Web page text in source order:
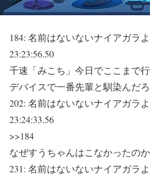
184: 名前はないないナイアガラよ
23:23:56.50
千速「みこち」今日でここまで
デバイスで一番先輩と馴染んだろ
202: 名前はないないナイアガラよ
23:24:33.56
>>184
なぜすうちゃんはこなかったのか
231: 名前はないないナイアガラよ